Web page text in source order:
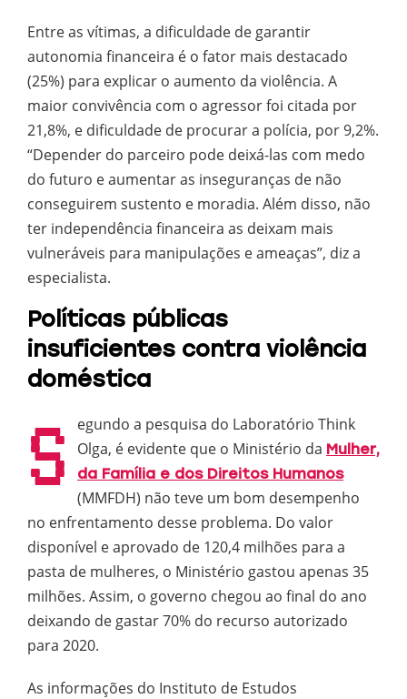
Entre as vítimas, a dificuldade de garantir
autonomia financeira é o fator mais destacado
(25%) para explicar o aumento da violência. A
maior convivência com o agressor foi citada por
21,8%, e dificuldade de procurar a polícia, por 9,2%.
“Depender do parceiro pode deixá-las com medo
do futuro e aumentar as inseguranças de não
conseguirem sustento e moradia. Além disso, não
ter independência financeira as deixam mais
vulneráveis para manipulações e ameaças”, diz a
especialista.
Políticas públicas
insuficientes contra violência
doméstica
S
egundo a pesquisa do Laboratório Think
Olga, é evidente que o Ministério da Mulher,
da Família e dos Direitos Humanos
(MMFDH) não teve um bom desempenho
no enfrentamento desse problema. Do valor
disponível e aprovado de 120,4 milhões para a
pasta de mulheres, o Ministério gastou apenas 35
milhões. Assim, o governo chegou ao final do ano
deixando de gastar 70% do recurso autorizado
para 2020.
As informações do Instituto de Estudos